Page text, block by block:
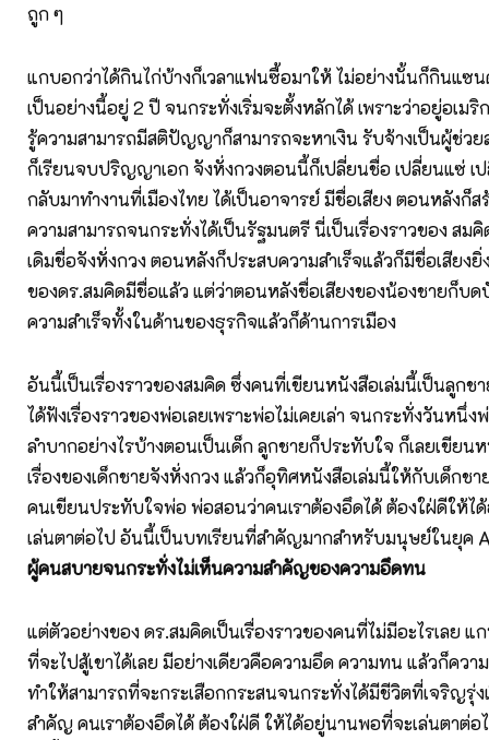
ถูก ๆ
แกบอกว่าได้กินไก่บ้างก็เวลาแฟนซื้อมาให้ ไม่อย่างนั้นก็กินแซ
เป็นอย่างนี้อยู่ 2 ปี จนกระทั่งเริ่มจะตั้งหลักได้ เพราะว่าอยู่อเม
รู้ความสามารถมีสติปัญญาก็สามารถจะหาเงิน รับจ้างเป็นผู้ช่ว
ก็เรียนจบปริญญาเอก จังหั่งกวงตอนนี้ก็เปลี่ยนชื่อ เปลี่ยนแซ่ เ
กลับมาทำงานที่เมืองไทย ได้เป็นอาจารย์ มีชื่อเสียง ตอนหลังก็ส
ความสามารถจนกระทั่งได้เป็นรัฐมนตรี นี่เป็นเรื่องราวของ สม
เดิมชื่อจังหั่งกวง ตอนหลังก็ประสบความสำเร็จแล้วก็มีชื่อเสียง
ของดร.สมคิดมีชื่อแล้ว แต่ว่าตอนหลังชื่อเสียงของน้องชายก็บด
ความสำเร็จทั้งในด้านของธุรกิจแล้วก็ด้านการเมือง
อันนี้เป็นเรื่องราวของสมคิด ซึ่งคนที่เขียนหนังสือเล่มนี้เป็นลูกช
ได้ฟังเรื่องราวของพ่อเลยเพราะพ่อไม่เคยเล่า จนกระทั่งวันหนึ่ง
ลำบากอย่างไรบ้างตอนเป็นเด็ก ลูกชายก็ประทับใจ ก็เลยเขีย
เรื่องของเด็กชายจังหั่งกวง แล้วก็อุทิศหนังสือเล่มนี้ให้กับเด็กช
คนเขียนประทับใจพ่อ พ่อสอนว่าคนเราต้องอึดได้ ต้องใฝ่ดีให้ไ
เล่นตาต่อไป อันนี้เป็นบทเรียนที่สำคัญมากสำหรับมนุษย์ในยุค
ผู้คนสบายจนกระทั่งไม่เห็นความสำคัญของความอึดทน
แต่ตัวอย่างของ ดร.สมคิดเป็นเรื่องราวของคนที่ไม่มีอะไรเลย แ
ที่จะไปสู้เขาได้เลย มีอย่างเดียวคือความอึด ความทน แล้วก็คว
ทำให้สามารถที่จะกระเสือกกระสนจนกระทั่งได้มีชีวิตที่เจริญรุ่
สำคัญ คนเราต้องอึดได้ ต้องใฝ่ดี ให้ได้อยู่นานพอที่จะเล่นตาต่อ